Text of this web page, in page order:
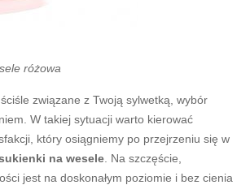
różowa
związane z Twoją sylwetką, wybór
W takiej sytuacji warto kierować
który osiągniemy po przejrzeniu się w
na wesele . Na szczęście,
jest na doskonałym poziomie i bez cienia